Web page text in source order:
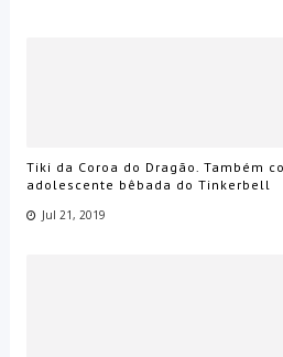
Tiki da Coroa do Dragão. Também
adolescente bêbada do Tinkerbell
Jul 21, 2019